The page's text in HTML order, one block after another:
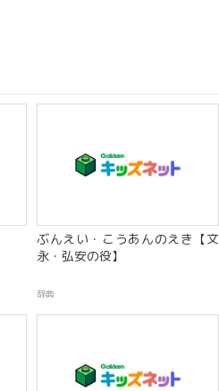
ぶんえい・こうあんのえき【文
永・弘安の役】
辞典